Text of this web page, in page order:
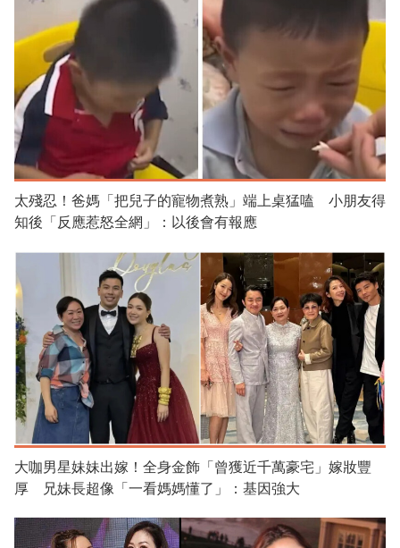
太殘忍！爸媽「把兒子的寵物煮熟」端上桌猛嗑 小朋友得
知後「反應惹怒全網」：以後會有報應
大咖男星妹妹出嫁！全身金飾「曾獲近千萬豪宅」嫁妝豐
厚 兄妹長超像「一看媽媽懂了」：基因強大